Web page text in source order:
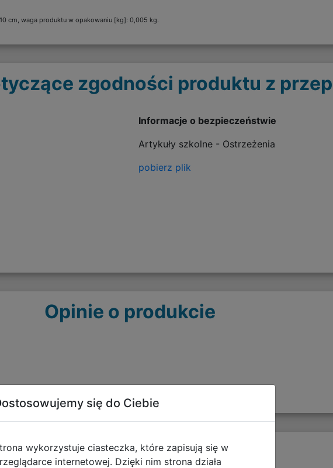
cm, waga produktu w opakowaniu [kg]: 0,005 kg.
zgodności produktu z
Informacje o bezpieczeństwie
Artykuły szkolne - Ostrzeżenia
pobierz plik
Opinie o produkcie
Polecane
się do Ciebie
wykorzystuje ciasteczka, które zapisują się w
internetowej. Dzięki nim strona działa